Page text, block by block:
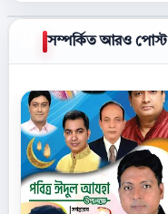
সম্পর্কিত আরও পোস্ট